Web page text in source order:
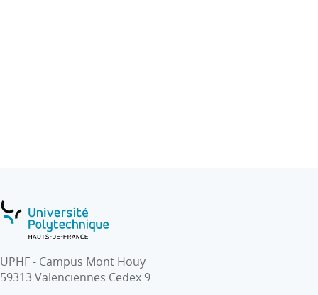
UPHF - Campus Mont Houy
59313 Valenciennes Cedex 9